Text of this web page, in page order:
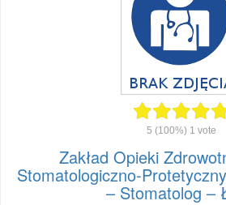
5 (100%) 1 vote
Zakład Opieki
Stomatologiczno-
– Stomatolog –